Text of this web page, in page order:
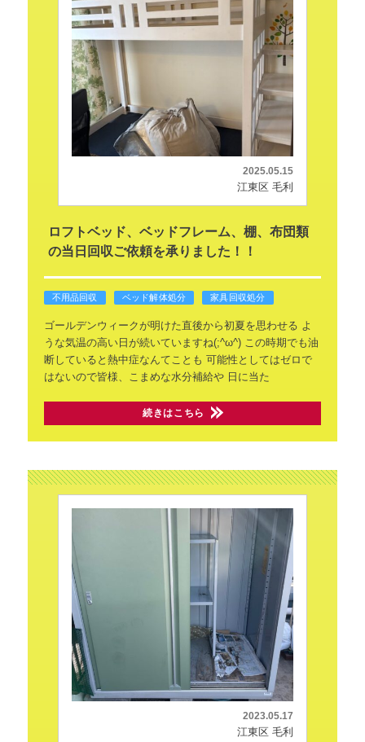
2025.05.15
江東区 毛利
ロフトベッド、ベッドフレーム、棚、布団類
の当日回収ご依頼を承りました！！
不用品回収 ベッド解体処分 家具回収処分
ゴールデンウィークが明けた直後から初夏を思わせる よ
うな気温の高い日が続いていますね(;^ω^) この時期でも油
断していると熱中症なんてことも 可能性としてはゼロで
はないので皆様、こまめな水分補給や日に当た
続きはこちら
2023.05.17
江東区 毛利